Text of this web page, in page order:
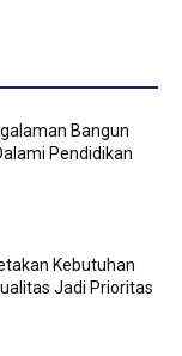
Bangun
Pendidikan
Kebutuhan
Jadi Prioritas